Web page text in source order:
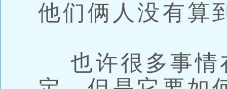
他们俩人没有算
也许很多事情